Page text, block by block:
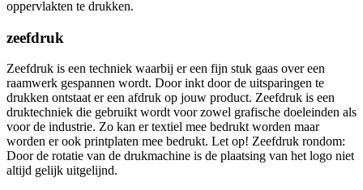
oppervlakten te drukken.
zeefdruk
Zeefdruk is een techniek waarbij er een fijn stuk gaas over een
raamwerk gespannen wordt. Door inkt door de uitsparingen te
drukken ontstaat er een afdruk op jouw product. Zeefdruk is een
druktechniek die gebruikt wordt voor zowel grafische doeleinden als
voor de industrie. Zo kan er textiel mee bedrukt worden maar
worden er ook printplaten mee bedrukt. Let op! Zeefdruk rondom:
Door de rotatie van de drukmachine is de plaatsing van het logo niet
altijd gelijk uitgelijnd.